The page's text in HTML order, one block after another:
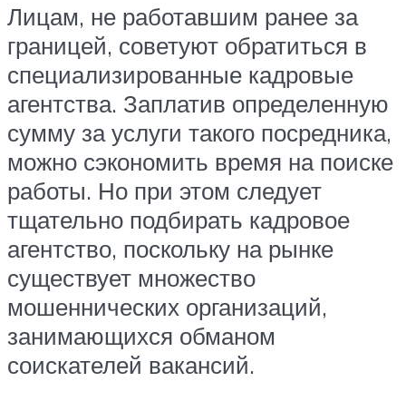
Лицам, не работавшим ранее за
границей, советуют обратиться в
специализированные кадровые
агентства. Заплатив определенную
сумму за услуги такого посредника,
можно сэкономить время на поиске
работы. Но при этом следует
тщательно подбирать кадровое
агентство, поскольку на рынке
существует множество
мошеннических организаций,
занимающихся обманом
соискателей вакансий.